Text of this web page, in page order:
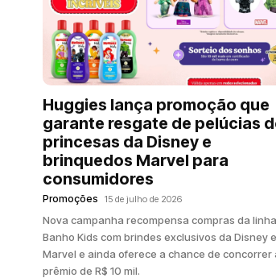
Huggies lança promoção que
garante resgate de pelúcias
princesas da Disney e
brinquedos Marvel para
consumidores
Promoções 15 de julho de 2026
Nova campanha recompensa compras da linha
Banho Kids com brindes exclusivos da Disney e
Marvel e ainda oferece a chance de concorrer
prêmio de R$ 10 mil.